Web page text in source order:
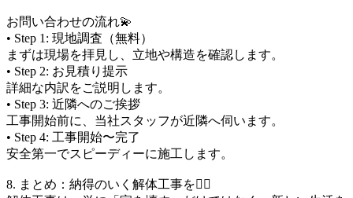
お問い合わせの流れ💫
• Step 1: 現地調査（無料）
まずは現場を拝見し、立地や構造を確認します。
• Step 2: お見積り提示
詳細な内訳をご説明します。
• Step 3: 近隣へのご挨拶
工事開始前に、当社スタッフが近隣へ伺います。
• Step 4: 工事開始〜完了
安全第一でスピーディーに施工します。
8. まとめ：納得のいく解体工事を👷‍♂️